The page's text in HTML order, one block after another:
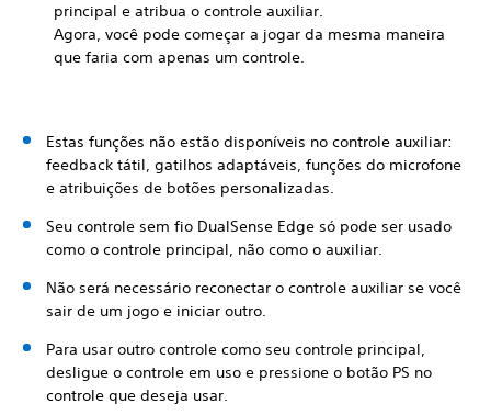
principal e atribua o controle auxiliar.
Agora, você pode começar a jogar da mesma maneira
que faria com apenas um controle.
Estas funções não estão disponíveis no controle auxiliar:
feedback tátil, gatilhos adaptáveis, funções do microfone
e atribuições de botões personalizadas.
Seu controle sem fio DualSense Edge só pode ser usado
como o controle principal, não como o auxiliar.
Não será necessário reconectar o controle auxiliar se você
sair de um jogo e iniciar outro.
Para usar outro controle como seu controle principal,
desligue o controle em uso e pressione o botão PS no
controle que deseja usar.